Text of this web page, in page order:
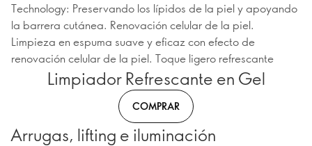
Technology: Preservando los lípidos de la piel y apoyando
la barrera cutánea. Renovación celular de la piel.
Limpieza en espuma suave y eficaz con efecto de
renovación celular de la piel. Toque ligero refrescante
Limpiador Refrescante en Gel
COMPRAR
Arrugas, lifting e iluminación